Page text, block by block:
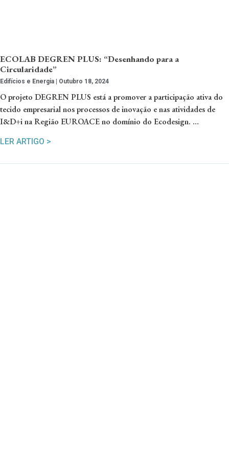
ECOLAB DEGREN PLUS: “Desenhando para a
Circularidade”
Edifícios e Energia Outubro 18, 2024
O projeto DEGREN PLUS está a promover a participação ativa do
tecido empresarial nos processos de inovação e nas atividades de
I&D+i na Região EUROACE no domínio do Ecodesign. …
LER ARTIGO >